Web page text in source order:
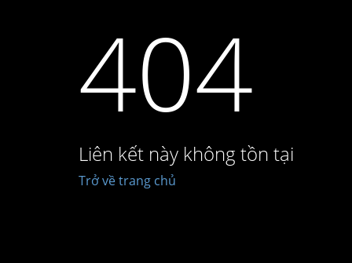
404
Liên kết này không tồn tại
Trở về trang chủ